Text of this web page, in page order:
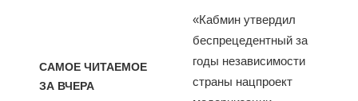
САМОЕ ЧИТАЕМОЕ
ЗА ВЧЕРА
«Кабмин утвердил
беспрецедентный за
годы независимости
страны нацпроект